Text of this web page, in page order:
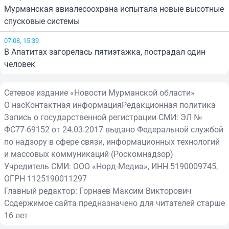
Мурманская авиалесоохрана испытала новые высотные
спусковые системы
07.08, 15:39
В Апатитах загорелась пятиэтажка, пострадал один
человек
Сетевое издание «Новости Мурманской области»
О насКонтактная информацияРедакционная политика
Запись о государственной регистрации СМИ: ЭЛ №
ФС77-69152 от 24.03.2017 выдано Федеральной службой
по надзору в сфере связи, информационных технологий
и массовых коммуникаций (Роскомнадзор)
Учредитель СМИ: ООО «Норд-Медиа», ИНН 5190009745,
ОГРН 1125190011297
Главный редактор: Горнаев Максим Викторович
Содержимое сайта предназначено для читателей старше
16 лет